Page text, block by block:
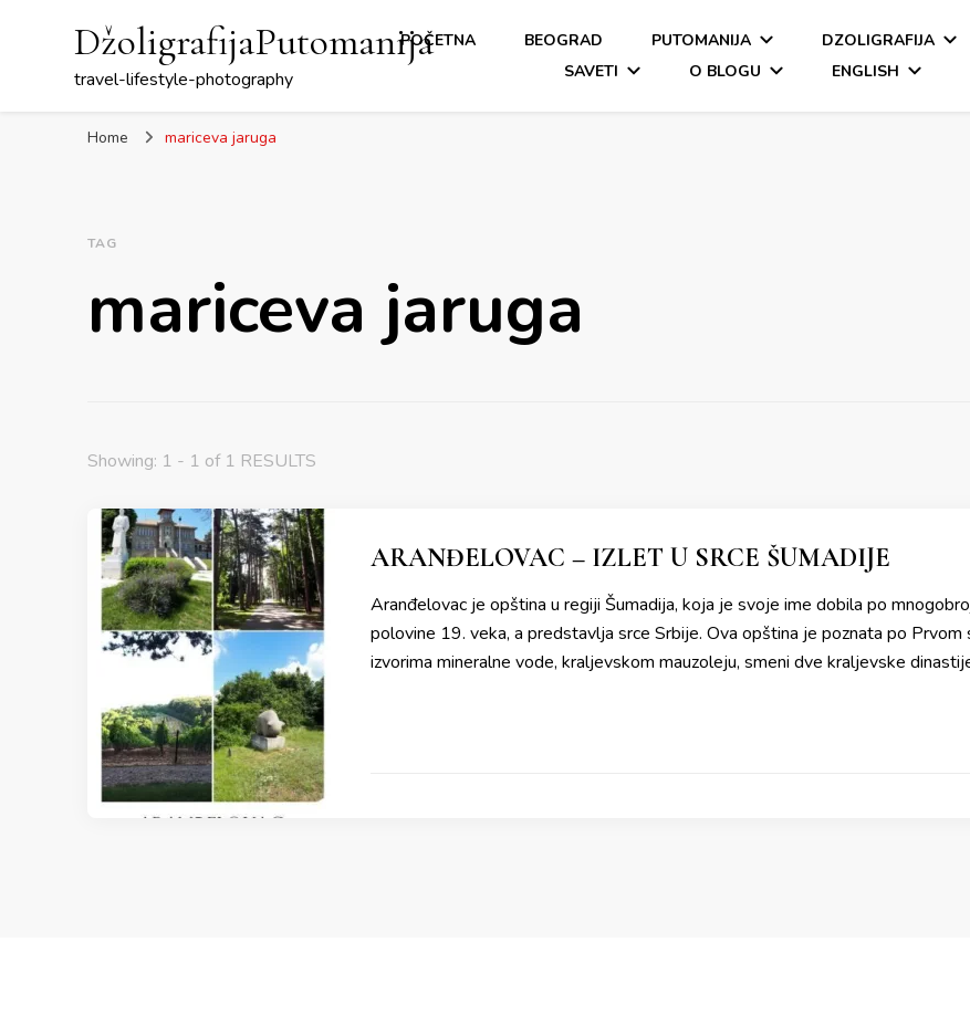
DžoligrafijaPutomanija
travel-lifestyle-photography
POČETNA BEOGRAD PUTOMANIJA DZOLIGRAFIJA
SAVETI
O BLOGU ENGLISH
Home mariceva jaruga
TAG
mariceva jaruga
Showing: 1 - 1 of 1 RESULTS
ARANĐELOVAC – IZLET U SRCE ŠUMADIJE
Aranđelovac je opština u regiji Šumadija, koja je svoje ime dobila po
polovine 19. veka, a predstavlja srce Srbije. Ova opština je poznata po
izvorima mineralne vode, kraljevskom mauzoleju, smeni dve kraljevske